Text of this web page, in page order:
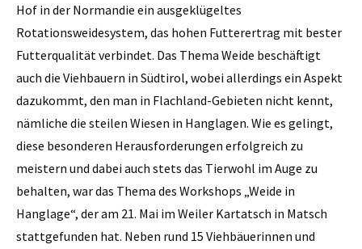
Hof in der Normandie ein ausgeklügeltes
Rotationsweidesystem, das hohen Futterertrag mit bester
Futterqualität verbindet. Das Thema Weide beschäftigt
auch die Viehbauern in Südtirol, wobei allerdings ein Aspekt
dazukommt, den man in Flachland-Gebieten nicht kennt,
nämliche die steilen Wiesen in Hanglagen. Wie es gelingt,
diese besonderen Herausforderungen erfolgreich zu
meistern und dabei auch stets das Tierwohl im Auge zu
behalten, war das Thema des Workshops „Weide in
Hanglage“, der am 21. Mai im Weiler Kartatsch in Matsch
stattgefunden hat. Neben rund 15 Viehbäuerinnen und